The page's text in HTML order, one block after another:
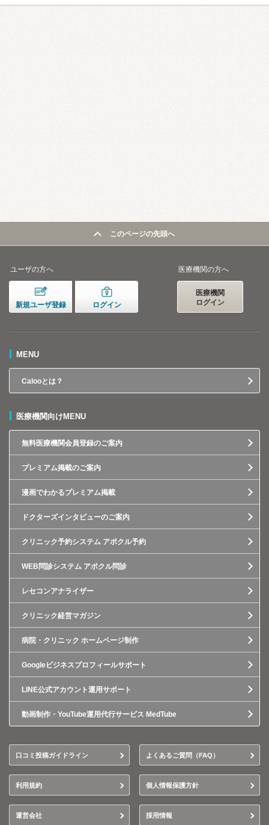
このページの先頭へ
ユーザの方へ
新規ユーザ登録 ログイン
医療機関の方へ
医療機関
ログイン
MENU
Calooとは？
医療機関向けMENU
無料医療機関会員登録のご案内
プレミアム掲載のご案内
漫画でわかるプレミアム掲載
ドクターズインタビューのご案内
クリニック予約システム アポクル予約
WEB問診システム アポクル問診
レセコンアナライザー
クリニック経営マガジン
病院・クリニック ホームページ制作
Googleビジネスプロフィールサポート
LINE公式アカウント運用サポート
動画制作・YouTube運用代行サービス MedTube
口コミ投稿ガイドライン よくあるご質問（FAQ）
利用規約 個人情報保護方針
運営会社 採用情報